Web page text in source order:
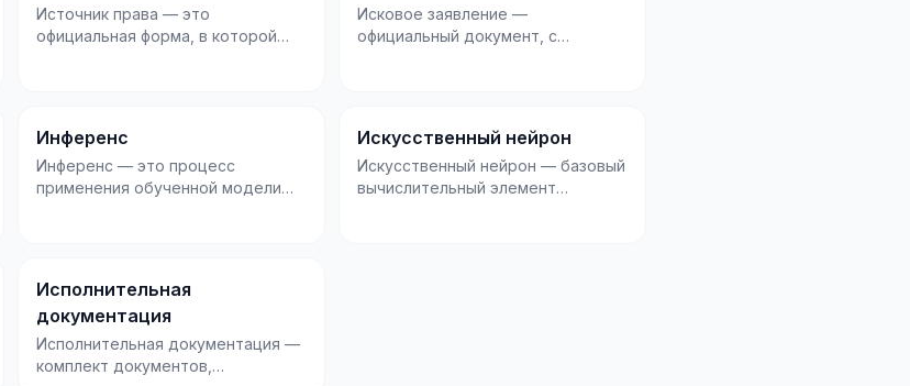
Источник права — это
официальная форма, в которой
Исковое заявление —
официальный документ, с
Инференс
Инференс — это процесс
применения обученной модели
Искусственный нейрон
Искусственный нейрон — базовый
вычислительный элемент
Исполнительная
документация
Исполнительная документация —
комплект документов,